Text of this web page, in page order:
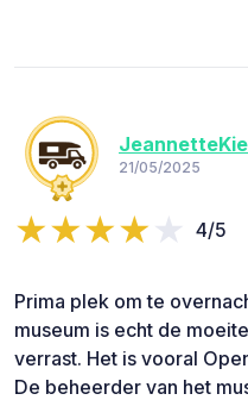
21/05/2025
4/5
Prima plek om te
museum is echt de
verrast. Het is vooral
De beheerder van het